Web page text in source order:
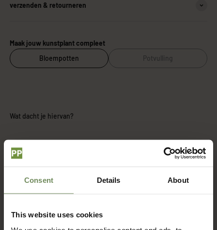
Consent Details About
This website uses cookies
verzenden & retourneren
Maak jouw kunstplant compleet
Bloempotten
Potvulling
Wat dacht je hiervan?